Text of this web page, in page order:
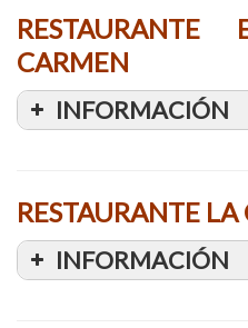
CARMEN
INFORMACIÓN
RESTAURANTE
INFORMACIÓN